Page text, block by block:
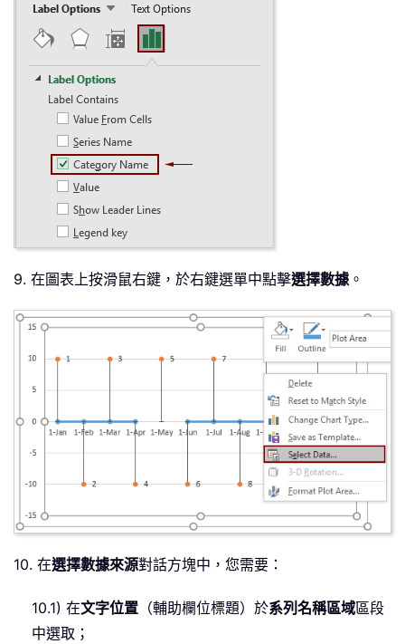
9. 在圖表上按滑鼠右鍵，於右鍵選單中點擊選擇數據 。
10. 在選擇數據來源對話方塊中，您需要：
10.1) 在文字位置 （輔助欄位標題）於系列名稱區域區段
中選取；